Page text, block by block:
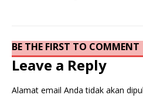
BE THE FIRST TO COMMENT
Leave a Reply
Alamat email Anda tidak akan